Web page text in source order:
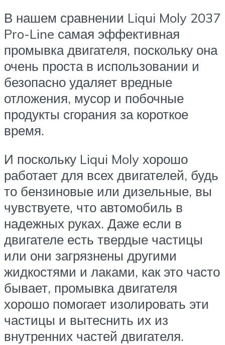
В нашем сравнении Liqui Moly 2037
Pro-Line самая эффективная
промывка двигателя, поскольку она
очень проста в использовании и
безопасно удаляет вредные
отложения, мусор и побочные
продукты сгорания за короткое
время.
И поскольку Liqui Moly хорошо
работает для всех двигателей, будь
то бензиновые или дизельные, вы
чувствуете, что автомобиль в
надежных руках. Даже если в
двигателе есть твердые частицы
или они загрязнены другими
жидкостями и лаками, как это часто
бывает, промывка двигателя
хорошо помогает изолировать эти
частицы и вытеснить их из
внутренних частей двигателя.